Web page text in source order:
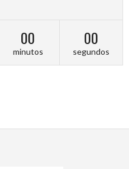
00
minutos
00
segundos